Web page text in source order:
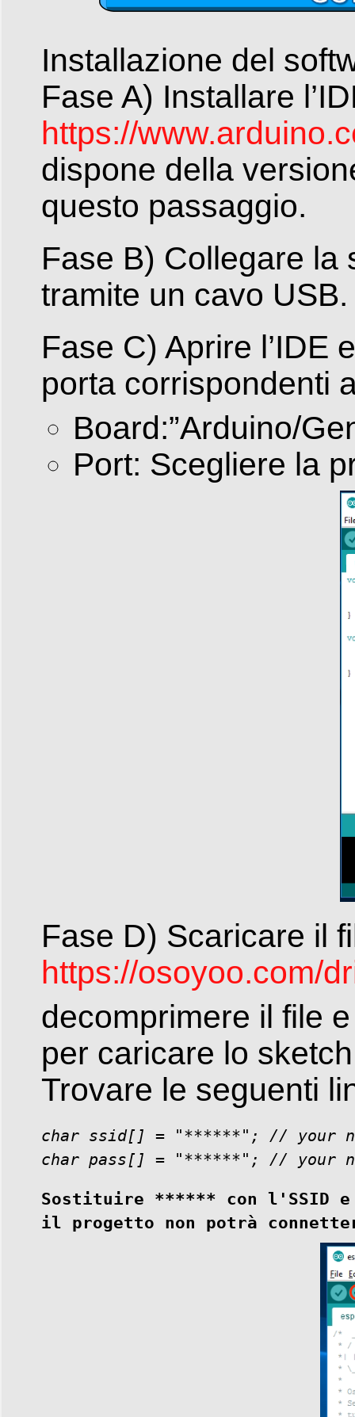
Installazione del
Fase A) Installare
https://
dispone della
questo passaggio.
Fase B) Collegare la
tramite un cavo USB.
Fase C) Aprire l’IDE
porta corrispondenti
Board:”Arduino/
Port: Scegliere la
Fase D) Scaricare il
https://osoyoo.com/
decomprimere il file
per caricare lo sketch
Trovare le seguenti
char ssid[] = "******"; // your
char pass[] = "******"; // your
Sostituire ****** con l'SSID